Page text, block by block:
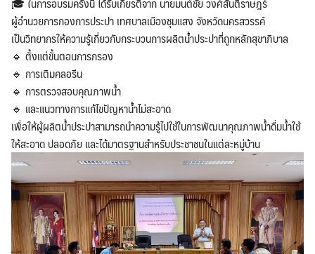
ผู้อำนวยการกองการประปา เทศบาลเมืองชุมแสง จังหวัดนครสวรรค์
เป็นวิทยากรให้ความรู้เกี่ยวกับกระบวนการผลิตน้ำประปาที่ถูกหลักสุขาภิบาล
🔹 ตั้งแต่ขั้นตอนการกรอง
🔹 การเติมคลอรีน
🔹 การตรวจสอบคุณภาพน้ำ
🔹 และแนวทางการแก้ไขปัญหาน้ำไม่สะอาด
เพื่อให้ผู้ผลิตน้ำประปาสามารถนำความรู้ไปใช้ในการพัฒนาคุณภาพน้ำดื่มน้ำใช้
ให้สะอาด ปลอดภัย และได้มาตรฐานสำหรับประชาชนในแต่ละหมู่บ้าน